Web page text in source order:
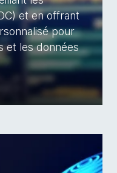
et en offrant
pour
et les données